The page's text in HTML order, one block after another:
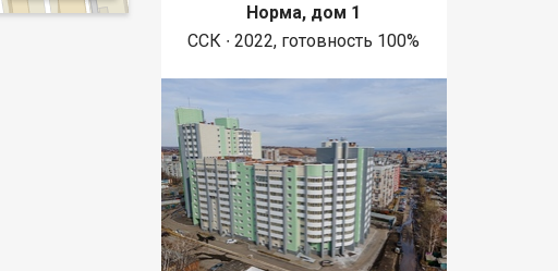
Норма, дом 1
ССК ∙ 2022, готовность 100%